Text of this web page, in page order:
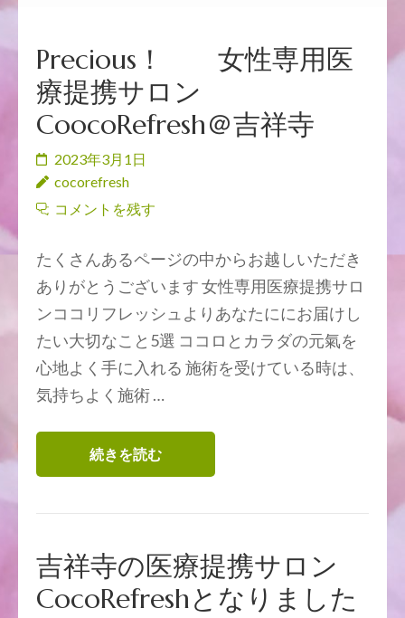
Precious！ 女性専用医
療提携サロン
CoocoRefresh＠吉祥寺
2023年3月1日
cocorefresh
コメントを残す
たくさんあるページの中からお越しいただき
ありがとうございます 女性専用医療提携サロ
ンココリフレッシュよりあなたににお届けし
たい大切なこと5選 ココロとカラダの元氣を
心地よく手に入れる 施術を受けている時は、
気持ちよく施術 …
続きを読む
吉祥寺の医療提携サロン
CocoRefreshとなりました